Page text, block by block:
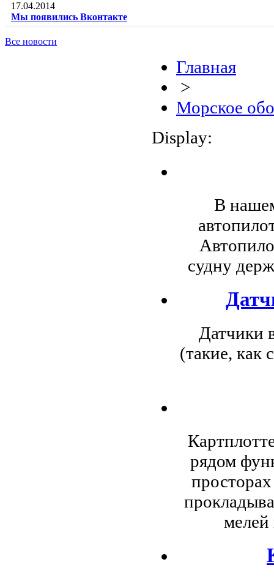
17.04.2014
Мы появились Вконтакте
Все новости
Главная
>
Морское
Display:
В
судну
Датчики
(такие, как
рядом
мелей